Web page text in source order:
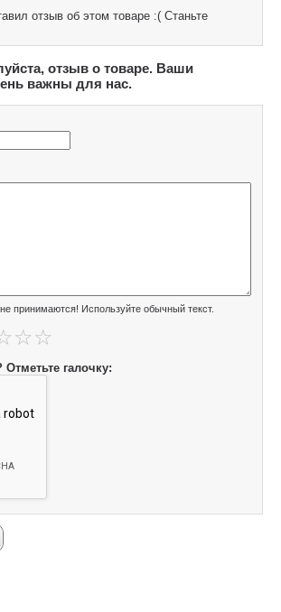
отзыв об этом товаре :( Станьте
отзыв о товаре. Ваши
важны для нас.
не принимаются! Используйте обычный текст.
галочку: